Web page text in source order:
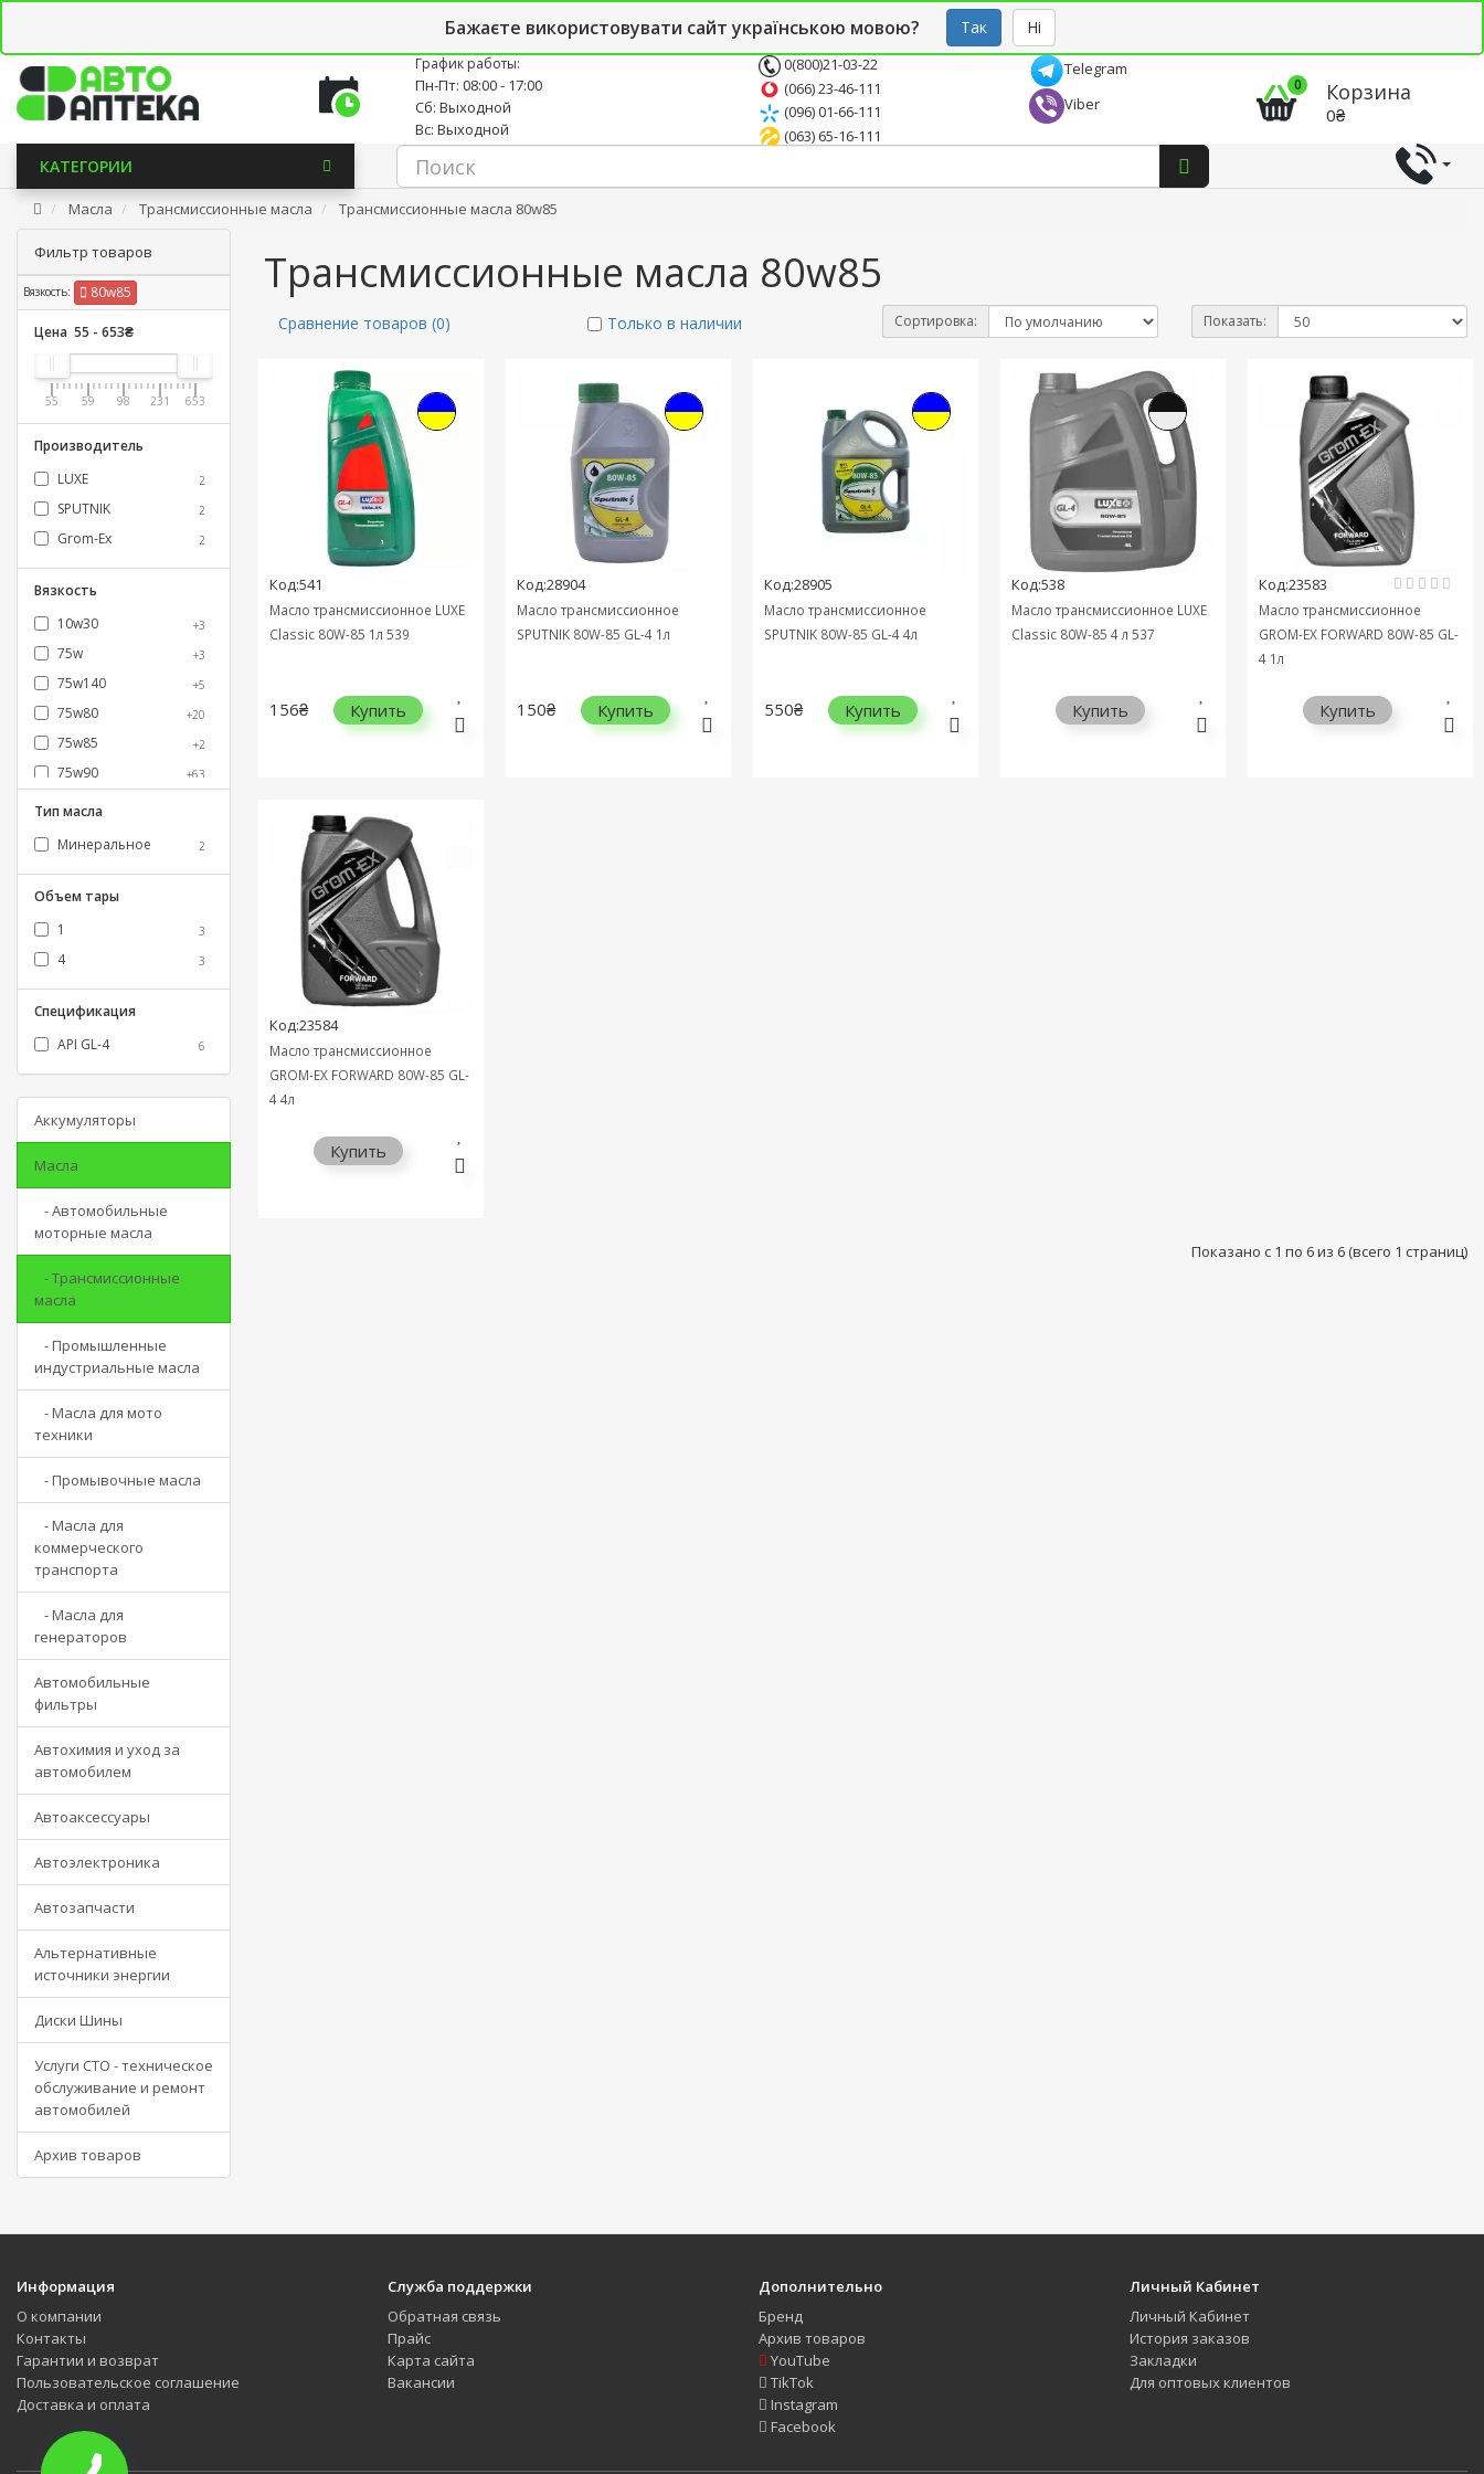
Бажаєте використовувати сайт українською мовою? Так Ні
Новостной блог Опт СТО
График работы:
Пн-Пт: 08:00 - 17:00
Сб: Выходной
Вс: Выходной
0(800)21-03-22
(066) 23-46-111
(096) 01-66-111
(063) 65-16-111
Telegram
Viber
0 Корзина
0₴
КАТЕГОРИИ
Масла Трансмиссионные масла Трансмиссионные масла 80w85
Фильтр товаров
Вязкость: 80w85
Цена 55 - 653₴
55 59 98 231 653
Производитель
LUXE
2
SPUTNIK 2
Grom-Ex 2
Вязкость
10w30
+3
75w +3
75w140 +5
75w80 +20
75w85 +2
75w90 +63
80w90
85w140 +13
85w90 +55
DCT
HV 32 +1
LHM +3
SAE 140 +3
SAE 90
ТАД-17И
ТСП-15К +1
Тэп-15В
Тип масла
Минеральное
2
Объем тары
1
3
4 3
Спецификация
API GL-4
6
Аккумуляторы
Масла
- Автомобильные
моторные масла
- Трансмиссионные
масла
- Промышленные
индустриальные масла
- Масла для мото
техники
- Промывочные масла
- Масла для
коммерческого
транспорта
- Масла для
генераторов
Автомобильные
фильтры
Автохимия и уход за
автомобилем
Автоаксессуары
Автоэлектроника
Автозапчасти
Альтернативные
источники энергии
Диски Шины
Услуги СТО - техническое
обслуживание и ремонт
автомобилей
Архив товаров
Трансмиссионные масла 80w85
Сравнение товаров (0) Только в наличии Сортировка: Показать:
Код:541
Масло трансмиссионное LUXE
Classic 80W-85 1л 539
156₴ Купить
Код:28904
Масло трансмиссионное
SPUTNIK 80W-85 GL-4 1л
150₴ Купить
Код:28905
Масло трансмиссионное
SPUTNIK 80W-85 GL-4 4л
550₴ Купить
Код:538
Масло трансмиссионное LUXE
Classic 80W-85 4 л 537
Купить
Код:23583
Масло трансмиссионное
GROM-EX FORWARD 80W-85 GL-
4 1л
Купить
Код:23584
Масло трансмиссионное
GROM-EX FORWARD 80W-85 GL-
4 4л
Купить
Показано с 1 по 6 из 6 (всего 1 страниц)
Информация
О компании
Контакты
Гарантии и возврат
Пользовательское соглашение
Доставка и оплата
Служба поддержки
Обратная связь
Прайс
Карта сайта
Вакансии
Дополнительно
Бренд
Архив товаров
YouTube
TikTok
Instagram
Facebook
Личный Кабинет
Личный Кабинет
История заказов
Закладки
Для оптовых клиентов